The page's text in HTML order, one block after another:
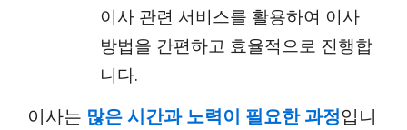
이사 관련 서비스를 활용하여 이사
방법을 간편하고 효율적으로 진행합
니다.
이사는 많은 시간과 노력이 필요한 과정입니